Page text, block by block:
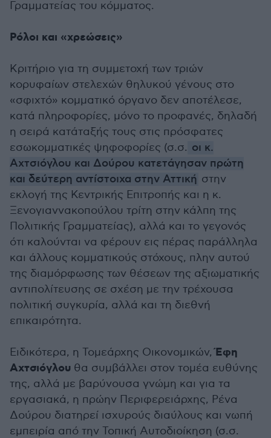
Γραμματείας του κόμματος.
Ρόλοι και «χρεώσεις»
Κριτήριο για τη συμμετοχή των τριών
κορυφαίων στελεχών θηλυκού γένους στο
«σφιχτό» κομματικό όργανο δεν αποτέλεσε,
κατά πληροφορίες, μόνο το προφανές, δηλαδή
η σειρά κατάταξής τους στις πρόσφατες
εσωκομματικές ψηφοφορίες (σ.σ. οι κ.
Αχτσιόγλου και Δούρου κατετάγησαν πρώτη
και δεύτερη αντίστοιχα στην Αττική στην
εκλογή της Κεντρικής Επιτροπής και η κ.
Ξενογιαννακοπούλου τρίτη στην κάλπη της
Πολιτικής Γραμματείας), αλλά και το γεγονός
ότι καλούνται να φέρουν εις πέρας παράλληλα
και άλλους κομματικούς στόχους, πλην αυτού
της διαμόρφωσης των θέσεων της αξιωματικής
αντιπολίτευσης σε σχέση με την τρέχουσα
πολιτική συγκυρία, αλλά και τη διεθνή
επικαιρότητα.
Ειδικότερα, η Τομεάρχης Οικονομικών,Έφη
Αχτσιόγλου θα συμβάλλει στον τομέα ευθύνης
της, αλλά με βαρύνουσα γνώμη και για τα
εργασιακά, η πρώην Περιφερειάρχης, Ρένα
Δούρου διατηρεί ισχυρούς διαύλους και νωπή
εμπειρία από την Τοπική Αυτοδιοίκηση (σ.σ.